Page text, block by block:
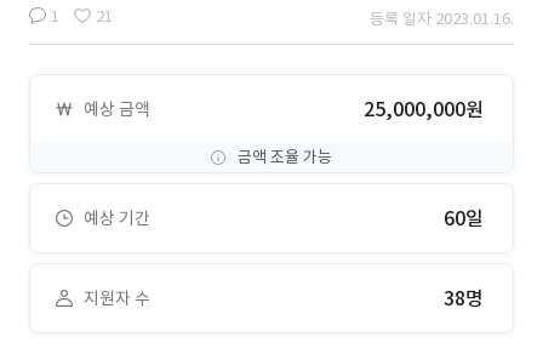
1 21 등록 일자 2023.01.16.
예상 금액 25,000,000원
금액 조율 가능
예상 기간 60일
지원자 수 38명